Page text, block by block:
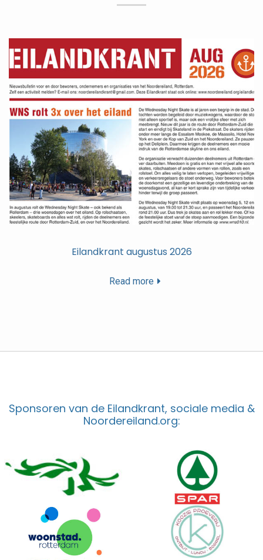
Eilandkrant augustus 2026
Read more
Sponsoren van de Eilandkrant, sociale media &
Noordereiland.org: